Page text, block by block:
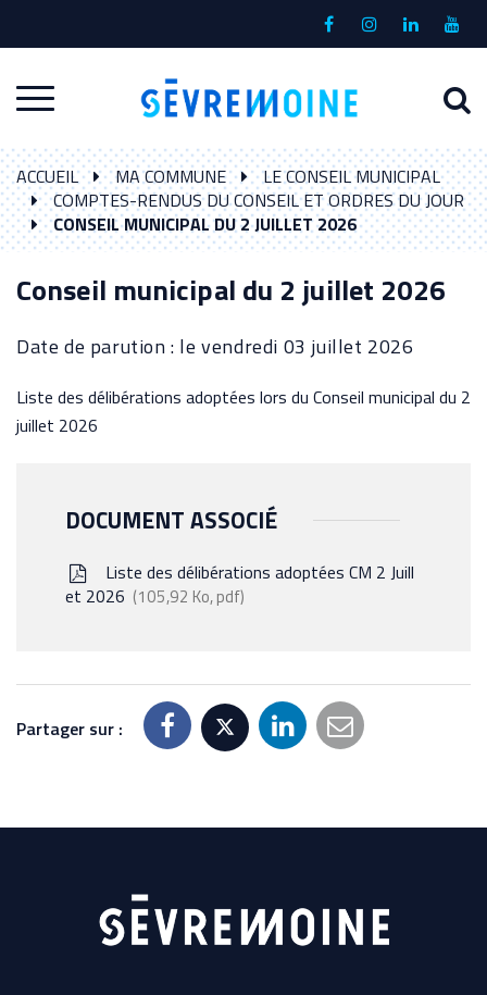
Lien
compte
Lien
Lien
compte
Lien
la
Aller
à
la
navigation
à
ACCUEIL MA COMMUNE
LE CONSEIL MUNICIPAL
COMPTES-RENDUS DU CONSEIL ET ORDRES DU JOUR
CONSEIL MUNICIPAL DU 2 JUILLET 2026
Conseil municipal du 2 juillet 2026
Date de parution : le vendredi 03 juillet 2026
Liste des délibérations adoptées lors du Conseil municipal du 2
juillet 2026
DOCUMENT ASSOCIÉ
Liste des délibérations adoptées CM 2 Juill
et 2026
105,92 Ko, pdf
Partager sur :